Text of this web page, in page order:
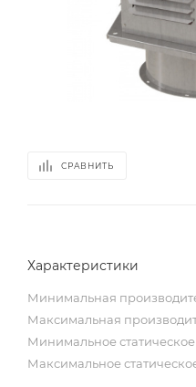
СРАВНИТЬ
Характеристики
Минимальная
Максимальная
Минимальное
Максимальное